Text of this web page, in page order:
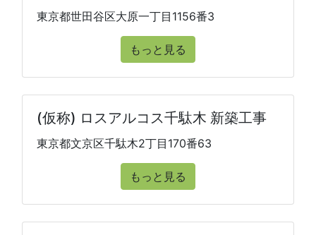
東京都世田谷区大原一丁目1156番3
もっと見る
(仮称) ロスアルコス千駄木 新築工事
東京都文京区千駄木2丁目170番63
もっと見る